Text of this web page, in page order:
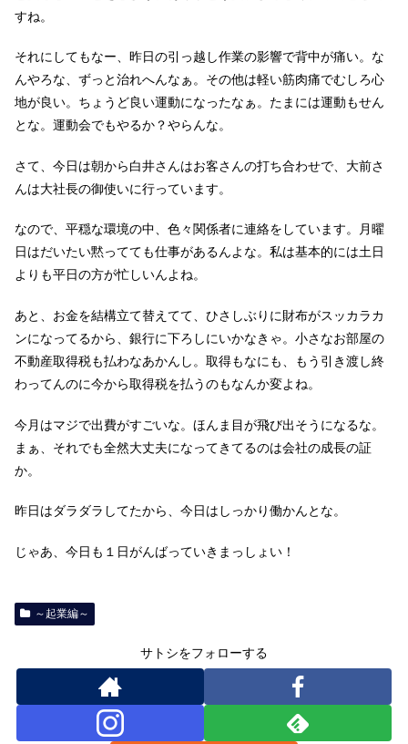
すね。
それにしてもなー、昨日の引っ越し作業の影響で背中が痛い。な
んやろな、ずっと治れへんなぁ。その他は軽い筋肉痛でむしろ心
地が良い。ちょうど良い運動になったなぁ。たまには運動もせん
とな。運動会でもやるか？やらんな。
さて、今日は朝から白井さんはお客さんの打ち合わせで、大前さ
んは大社長の御使いに行っています。
なので、平穏な環境の中、色々関係者に連絡をしています。月曜
日はだいたい黙ってても仕事があるんよな。私は基本的には土日
よりも平日の方が忙しいんよね。
あと、お金を結構立て替えてて、ひさしぶりに財布がスッカラカ
ンになってるから、銀行に下ろしにいかなきゃ。小さなお部屋の
不動産取得税も払わなあかんし。取得もなにも、もう引き渡し終
わってんのに今から取得税を払うのもなんか変よね。
今月はマジで出費がすごいな。ほんま目が飛び出そうになるな。
まぁ、それでも全然大丈夫になってきてるのは会社の成長の証
か。
昨日はダラダラしてたから、今日はしっかり働かんとな。
じゃあ、今日も１日がんばっていきまっしょい！
～起業編～
サトシをフォローする